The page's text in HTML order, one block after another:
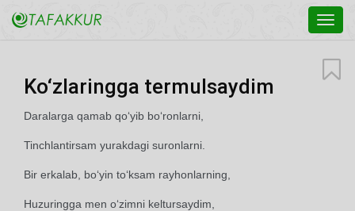
Ko‘zlaringga termulsaydim
Daralarga qamab qo‘yib bo‘ronlarni,
Tinchlantirsam yurakdagi suronlarni.
Bir erkalab, bo‘yin to‘ksam rayhonlarning,
Huzuringga men o‘zimni keltursaydim,